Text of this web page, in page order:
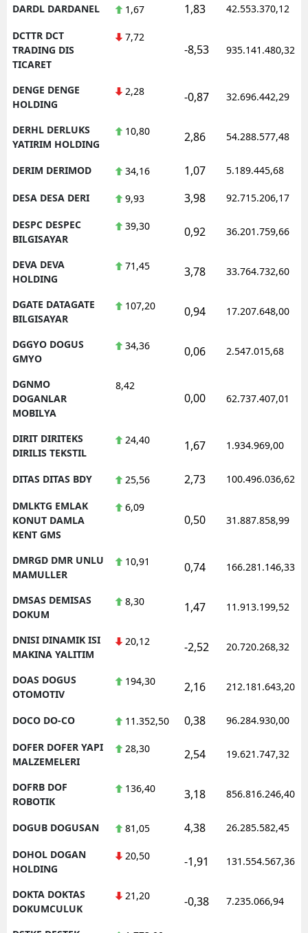
DARDL DARDANEL 1,67 1,83 42.553.370,12
DCTTR DCT
TRADING DIS
TICARET
7,72
-8,53 935.141.480,32
DENGE DENGE
HOLDING
2,28 -0,87 32.696.442,29
DERHL DERLUKS
YATIRIM HOLDING
10,80 2,86 54.288.577,48
DERIM DERIMOD 34,16 1,07 5.189.445,68
DESA DESA DERI 9,93 3,98 92.715.206,17
DESPC DESPEC
BILGISAYAR
39,30 0,92 36.201.759,66
DEVA DEVA
HOLDING
71,45 3,78 33.764.732,60
DGATE DATAGATE
BILGISAYAR
107,20 0,94 17.207.648,00
DGGYO DOGUS
GMYO
34,36 0,06 2.547.015,68
DGNMO
DOGANLAR
MOBILYA
8,42
0,00 62.737.407,01
DIRIT DIRITEKS
DIRILIS TEKSTIL
24,40 1,67 1.934.969,00
DITAS DITAS BDY 25,56 2,73 100.496.036,62
DMLKTG EMLAK
KONUT DAMLA
KENT GMS
6,09
0,50 31.887.858,99
DMRGD DMR UNLU
MAMULLER
10,91 0,74 166.281.146,33
DMSAS DEMISAS
DOKUM
8,30 1,47 11.913.199,52
DNISI DINAMIK ISI
MAKINA YALITIM
20,12 -2,52 20.720.268,32
DOAS DOGUS
OTOMOTIV
194,30 2,16 212.181.643,20
DOCO DO-CO 11.352,50 0,38 96.284.930,00
DOFER DOFER YAPI
MALZEMELERI
28,30 2,54 19.621.747,32
DOFRB DOF
ROBOTIK
136,40 3,18 856.816.246,40
DOGUB DOGUSAN 81,05 4,38 26.285.582,45
DOHOL DOGAN
HOLDING
20,50 -1,91 131.554.567,36
DOKTA DOKTAS
DOKUMCULUK
21,20 -0,38 7.235.066,94